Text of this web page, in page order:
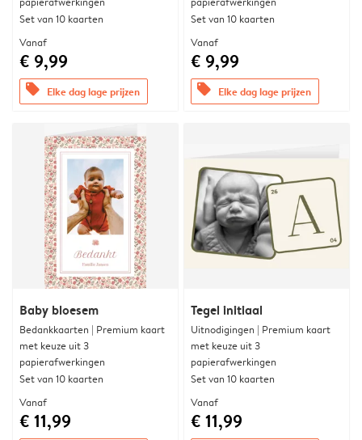
Set van 10 kaarten
Vanaf
€ 9,99
offers Elke dag lage prijzen
Set van 10 kaarten
Vanaf
€ 9,99
offers Elke dag lage prijzen
Baby bloesem
Bedankkaarten | Premium kaart
met keuze uit 3
papierafwerkingen
Set van 10 kaarten
Vanaf
€ 11,99
Tegel initiaal
Uitnodigingen | Premium kaart
met keuze uit 3
papierafwerkingen
Set van 10 kaarten
Vanaf
€ 11,99